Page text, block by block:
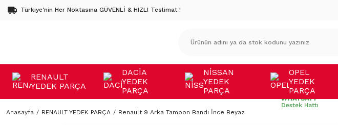
Türkiye'nin Her Noktasına GÜVENLİ & HIZLI Teslimat !
RENAULT
YEDEK PARÇA
DACİA
YEDEK
PARÇA
NİSSAN
YEDEK
PARÇA
OPEL
YEDEK
PARÇA
Anasayfa RENAULT YEDEK PARÇA Renault 9 Arka Tampon Bandı İnce Beyaz